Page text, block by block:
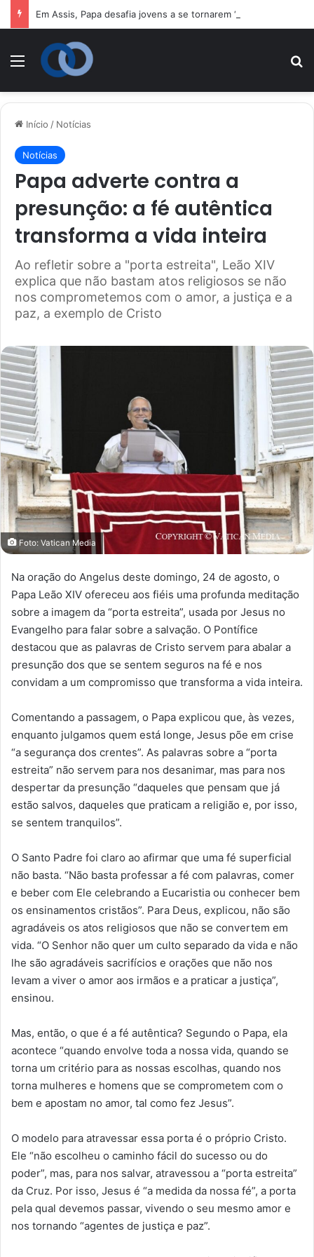
Menu
Início / Notícias
Notícias
Papa adverte contra a
presunção: a fé autêntica
transforma a vida inteira
Ao refletir sobre a "porta estreita", Leão XIV
explica que não bastam atos religiosos se não
nos comprometemos com o amor, a justiça e a
paz, a exemplo de Cristo
Foto: Vatican Media
Na oração do Angelus deste domingo, 24 de agosto, o
Papa Leão XIV ofereceu aos fiéis uma profunda meditação
sobre a imagem da “porta estreita”, usada por Jesus no
Evangelho para falar sobre a salvação. O Pontífice
destacou que as palavras de Cristo servem para abalar a
presunção dos que se sentem seguros na fé e nos
convidam a um compromisso que transforma a vida inteira.
Comentando a passagem, o Papa explicou que, às vezes,
enquanto julgamos quem está longe, Jesus põe em crise
“a segurança dos crentes”. As palavras sobre a “porta
estreita” não servem para nos desanimar, mas para nos
despertar da presunção “daqueles que pensam que já
estão salvos, daqueles que praticam a religião e, por isso,
se sentem tranquilos”.
O Santo Padre foi claro ao afirmar que uma fé superficial
não basta. “Não basta professar a fé com palavras, comer
e beber com Ele celebrando a Eucaristia ou conhecer bem
os ensinamentos cristãos”. Para Deus, explicou, não são
agradáveis os atos religiosos que não se convertem em
vida. “O Senhor não quer um culto separado da vida e não
lhe são agradáveis sacrifícios e orações que não nos
levam a viver o amor aos irmãos e a praticar a justiça”,
ensinou.
Mas, então, o que é a fé autêntica? Segundo o Papa, ela
acontece “quando envolve toda a nossa vida, quando se
torna um critério para as nossas escolhas, quando nos
torna mulheres e homens que se comprometem com o
bem e apostam no amor, tal como fez Jesus”.
O modelo para atravessar essa porta é o próprio Cristo.
Ele “não escolheu o caminho fácil do sucesso ou do
poder”, mas, para nos salvar, atravessou a “porta estreita”
da Cruz. Por isso, Jesus é “a medida da nossa fé”, a porta
pela qual devemos passar, vivendo o seu mesmo amor e
nos tornando “agentes de justiça e paz”.